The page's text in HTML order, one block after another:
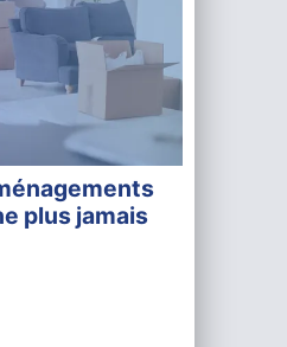
plus jamais